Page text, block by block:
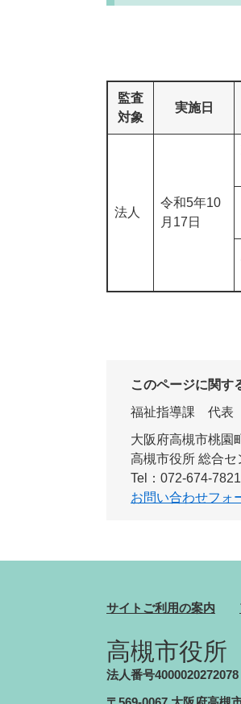
監査
対象
実施日
法人
令和5年10
月17日
このページに関す
福祉指導課
代表
大阪府高槻市桃園
高槻市役所 総合セ
Tel：072-674-7821
お問い合わせフォ
サイトご利用の案内
高槻市役所
法人番号4000020272078